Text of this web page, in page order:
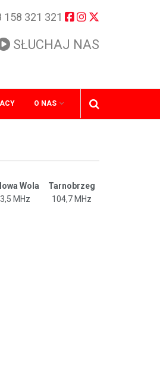
158 321 321
SŁUCHAJ NAS
O NAS
Wola
Tarnobrzeg
MHz 104,7 MHz